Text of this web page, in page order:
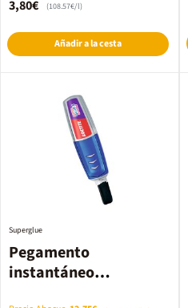
3,80€ (108.57€/l)
Añadir a la cesta
Pegamento
instantáneo
Superglue